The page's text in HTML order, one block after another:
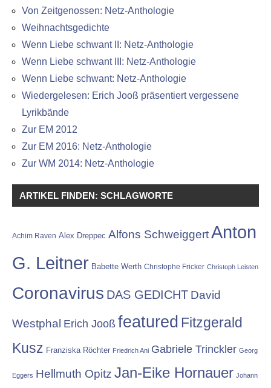
Von Zeitgenossen: Netz-Anthologie
Weihnachtsgedichte
Wenn Liebe schwant II: Netz-Anthologie
Wenn Liebe schwant III: Netz-Anthologie
Wenn Liebe schwant: Netz-Anthologie
Wiedergelesen: Erich Jooß präsentiert vergessene
Lyrikbände
Zur EM 2012
Zur EM 2016: Netz-Anthologie
Zur WM 2014: Netz-Anthologie
ARTIKEL FINDEN: SCHLAGWORTE
Achim Raven Alex Dreppec Alfons SchweiggertAnton
G. Leitner Babette Werth Christophe Fricker Christoph Leisten
Coronavirus DAS GEDICHT David
Westphal Erich Jooß featured Fitzgerald
Kusz Franziska Röchter Friedrich Ani Gabriele Trinckler Georg
Eggers Hellmuth Opitz Jan-Eike Hornauer Johann